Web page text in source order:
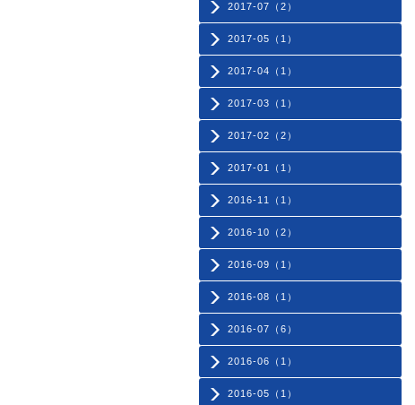
2017-07（2）
2017-05（1）
2017-04（1）
2017-03（1）
2017-02（2）
2017-01（1）
2016-11（1）
2016-10（2）
2016-09（1）
2016-08（1）
2016-07（6）
2016-06（1）
2016-05（1）